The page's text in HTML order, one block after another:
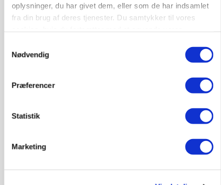
oplysninger, du har givet dem, eller som de har indsamlet
fra din brug af deres tjenester. Du samtykker til vores
Nødvendig
Præferencer
Statistik
Marketing
skadedyrsrisici